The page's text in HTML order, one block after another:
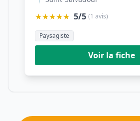
★★★★★ 5/5 (1 avis)
Paysagiste
Voir la fiche